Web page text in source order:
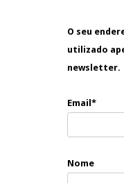
O seu
utilizado
newsletter.
Email*
Nome